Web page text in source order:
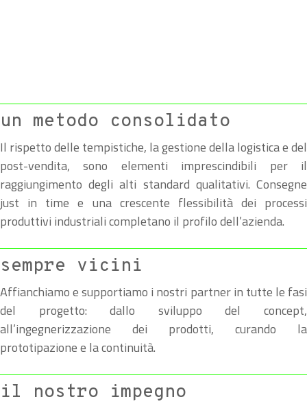
un metodo consolidato
Il rispetto delle tempistiche, la gestione della logistica e del
post-vendita, sono elementi imprescindibili per il
raggiungimento degli alti standard qualitativi. Consegne
just in time e una crescente flessibilità dei processi
produttivi industriali completano il profilo dell’azienda.
sempre vicini
Affianchiamo e supportiamo i nostri partner in tutte le fasi
del progetto: dallo sviluppo del concept,
all’ingegnerizzazione dei prodotti, curando la
prototipazione e la continuità.
il nostro impegno